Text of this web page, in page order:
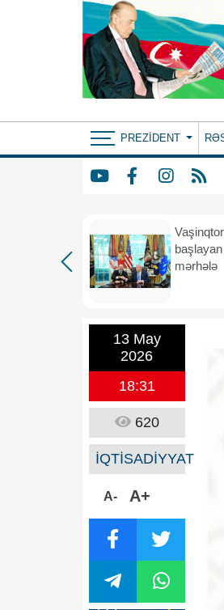
PREZIDENT
mərhələ
13 May
2026
18:31
620
İQTİSADİYYAT
A- A+